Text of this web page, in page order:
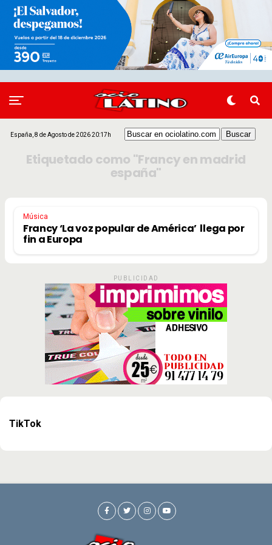
España, 8 de Agosto de 2026 20:17h
Etiquetado como "Francy en madrid
españa"
Música
Francy ‘La voz popular de América’ llega por
fin a Europa
PUBLICIDAD
TikTok